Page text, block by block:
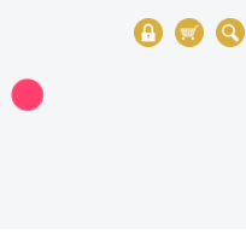
My Account
Mon panier
Rechercher